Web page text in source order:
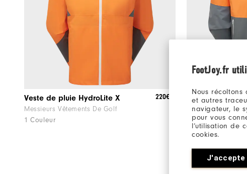
FootJoy.fr
Nous
et autres
navigateur, le
pour vous
l’utilisation de
cookies.
J'accepte
Veste de pluie HydroLite X
Messieurs Vêtements De Golf
1 Couleur
220€ Hoodie
Messieurs
1 Couleur